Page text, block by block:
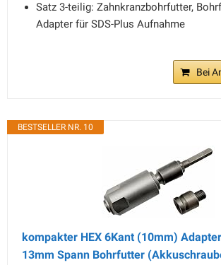
Satz 3-teilig: Zahnkranzbohrfutter,
Adapter für SDS-Plus Aufnahme
Bei
BESTSELLER NR. 10
kompakter HEX 6Kant (10mm)
13mm Spann Bohrfutter